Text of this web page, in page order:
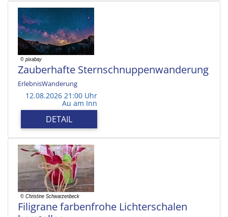
Zauberhafte Sternschnuppenwanderung
ErlebnisWanderung
12.08.2026 21:00 Uhr
Au am Inn
DETAIL
Filigrane farbenfrohe Lichterschalen